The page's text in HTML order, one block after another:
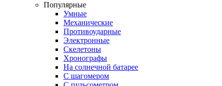
Популярные
Умные
Механические
Противоударные
Электронные
Скелетоны
Хронографы
На солнечной батарее
С шагомером